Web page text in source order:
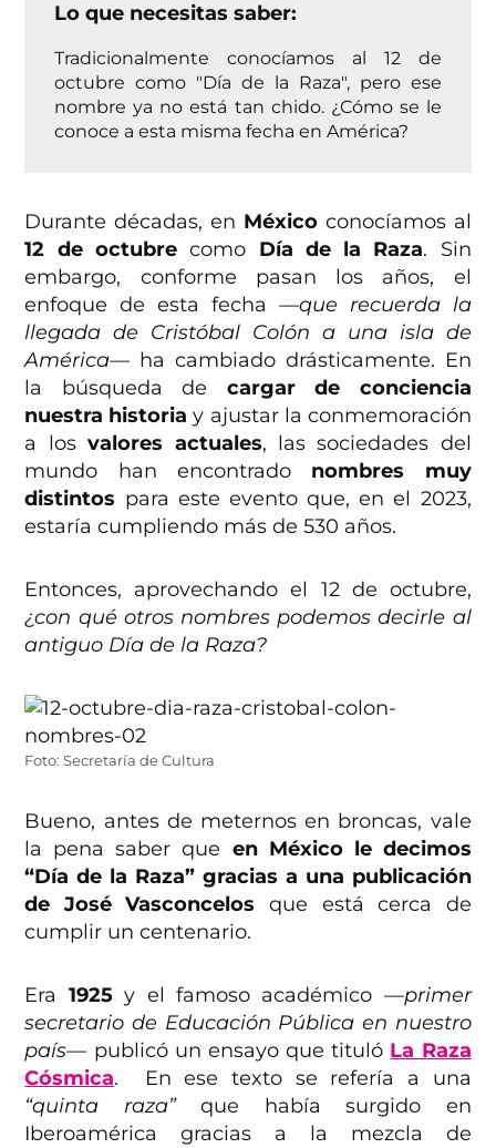
Lo que necesitas saber:
Tradicionalmente conocíamos al 12 de
octubre como "Día de la Raza", pero ese
nombre ya no está tan chido. ¿Cómo se le
conoce a esta misma fecha en América?
Durante décadas, en Méxicoconocíamos al
12 de octubrecomo Día de la Raza. Sin
embargo, conforme pasan los años, el
enfoque de esta fecha —que recuerda la
llegada de Cristóbal Colón a una isla de
América— ha cambiado drásticamente. En
la búsqueda de cargar de conciencia
nuestra historia y ajustar la conmemoración
a losvalores actuales, las sociedades del
mundo han encontrado nombres muy
distintos para este evento que, en el 2023,
estaría cumpliendo más de 530 años.
Entonces, aprovechando el 12 de octubre,
¿con qué otros nombres podemos decirle al
antiguo Día de la Raza?
Foto: Secretaría de Cultura
Bueno, antes de meternos en broncas, vale
la pena saber que en México le decimos
“Día de la Raza” gracias a una publicación
de José Vasconcelos que está cerca de
cumplir un centenario.
Era 1925y el famoso académico —primer
secretario de Educación Pública en nuestro
país— publicó un ensayo que tituló La Raza
Cósmica. En ese texto se refería a una
“quinta raza”que había surgido en
Iberoamérica gracias a la mezcla de